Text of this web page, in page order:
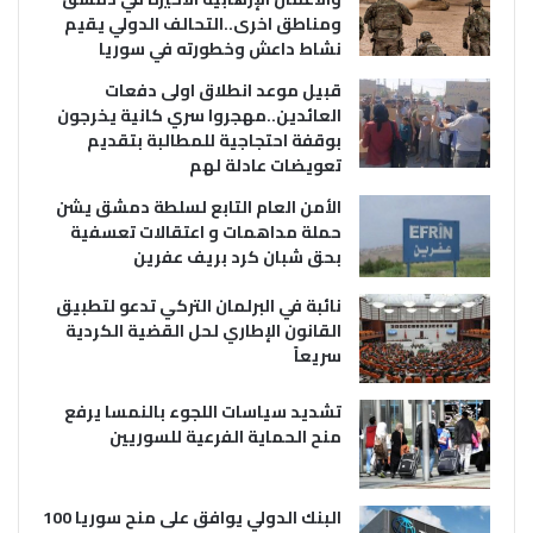
ومناطق اخرى..التحالف الدولي يقيم
نشاط داعش وخطورته في سوريا
قبيل موعد انطلاق اولى دفعات
العائدين..مهجروا سري كانية يخرجون
بوقفة احتجاجية للمطالبة بتقديم
تعويضات عادلة لهم
الأمن العام التابع لسلطة دمشق يشن
حملة مداهمات و اعتقالات تعسفية
بحق شبان كرد بريف عفرين
نائبة في البرلمان التركي تدعو لتطبيق
القانون الإطاري لحل القضية الكردية
سريعاً
تشديد سياسات اللجوء بالنمسا يرفع
منح الحماية الفرعية للسوريين
البنك الدولي يوافق على منح سوريا 100